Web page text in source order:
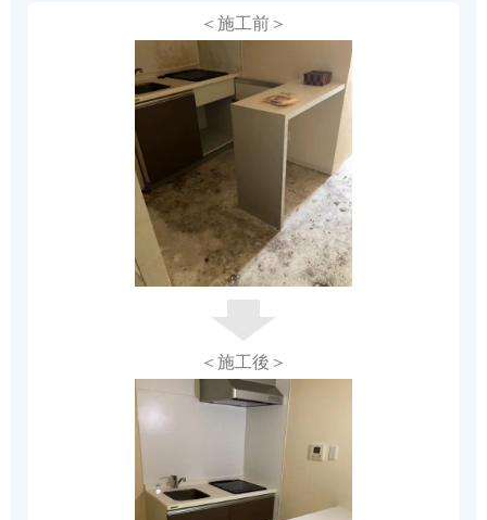
＜施工前＞
＜施工後＞